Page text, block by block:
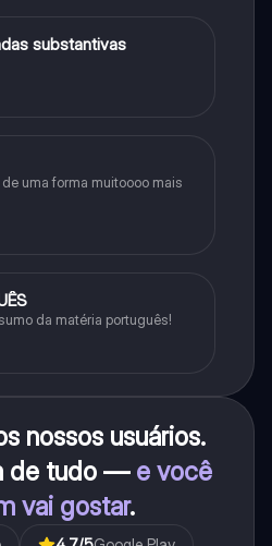
substantivas
uma forma muitoooo mais
da matéria português!
nossos usuários.
de tudo — e você
vai gostar.